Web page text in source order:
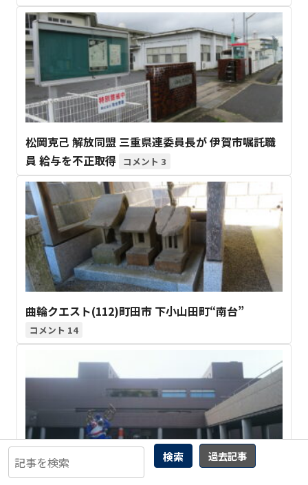
検索 過去記事
松岡克己 解放同盟 三重県連委員長が 伊賀市嘱託職
員 給与を不正取得
3
曲輪クエスト(112)町田市 下小山田町“南台”
14
「フレンテみえ」アンケートから見る 迷走する